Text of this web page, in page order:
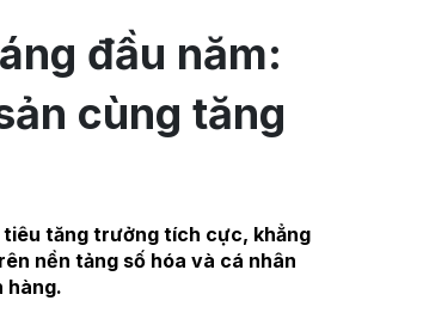
đầu năm:
cùng tăng
tiêu tăng trưởng tích cực, khẳng
nền tảng số hóa và cá nhân
hàng.